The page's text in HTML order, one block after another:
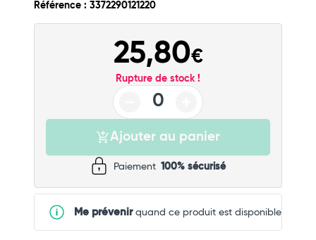
Référence : 3372290121220
25,80€
Rupture de stock !
Ajouter au panier
Paiement 100% sécurisé
Me prévenirquand ce produit est disponible